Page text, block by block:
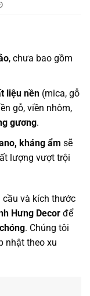
, chưa bao gồm
liệu nền(mica, gỗ
gỗ, viền nhôm,
gương.
kháng ẩm sẽ
lượng vượt trội
cầu và kích thước
Hưng Decor để
. Chúng tôi
nhật theo xu